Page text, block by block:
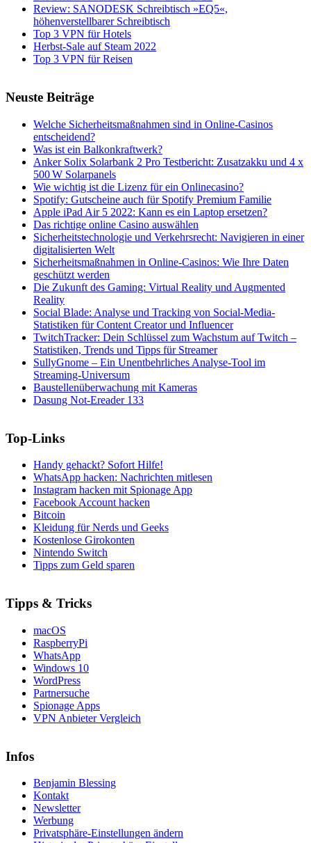
Review: SANODESK Schreibtisch »EQ5«,
höhenverstellbarer Schreibtisch
Top 3 VPN für Hotels
Herbst-Sale auf Steam 2022
Top 3 VPN für Reisen
Neuste Beiträge
Welche Sicherheitsmaßnahmen sind in Online-Casinos
entscheidend?
Was ist ein Balkonkraftwerk?
Anker Solix Solarbank 2 Pro Testbericht: Zusatzakku und 4 x
500 W Solarpanels
Wie wichtig ist die Lizenz für ein Onlinecasino?
Spotify: Gutscheine auch für Spotify Premium Familie
Apple iPad Air 5 2022: Kann es ein Laptop ersetzen?
Das richtige online Casino auswählen
Sicherheitstechnologie und Verkehrsrecht: Navigieren in einer
digitalisierten Welt
Sicherheitsmaßnahmen in Online-Casinos: Wie Ihre Daten
geschützt werden
Die Zukunft des Gaming: Virtual Reality und Augmented
Reality
Social Blade: Analyse und Tracking von Social-Media-
Statistiken für Content Creator und Influencer
TwitchTracker: Dein Schlüssel zum Wachstum auf Twitch –
Statistiken, Trends und Tipps für Streamer
SullyGnome – Ein Unentbehrliches Analyse-Tool im
Streaming-Universum
Baustellenüberwachung mit Kameras
Dasung Not-Ereader 133
Top-Links
Handy gehackt? Sofort Hilfe!
WhatsApp hacken: Nachrichten mitlesen
Instagram hacken mit Spionage App
Facebook Account hacken
Bitcoin
Kleidung für Nerds und Geeks
Kostenlose Girokonten
Nintendo Switch
Tipps zum Geld sparen
Tipps & Tricks
macOS
RaspberryPi
WhatsApp
Windows 10
WordPress
Partnersuche
Spionage Apps
VPN Anbieter Vergleich
Infos
Benjamin Blessing
Kontakt
Newsletter
Werbung
Privatsphäre-Einstellungen ändern